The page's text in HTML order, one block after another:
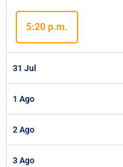
5:20 p.m.
31 Jul
1 Ago
2 Ago
3 Ago